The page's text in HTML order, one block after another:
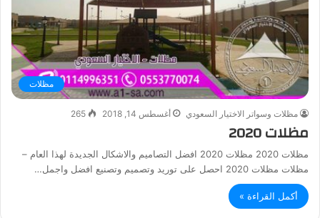
مظلات
مظلات وسواتر الاختيار السعودي أغسطس 14, 2018 265
مظلات 2020
مظلات 2020 مظلات 2020 افضل التصاميم والاشكال الجديدة لهذا العام –
مظلات مظلات 2020 احصل على توريد وتصميم وتصنيع افضل واجمل…
أكمل القراءة »